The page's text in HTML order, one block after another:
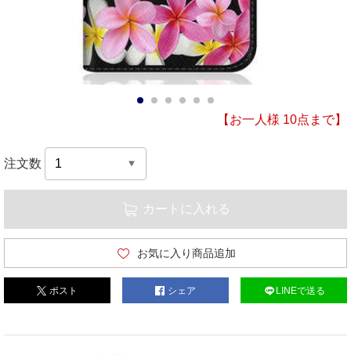
【お一人様 10点まで】
注文数
カートに入れる
お気に入り商品追加
ポスト シェア LINEで送る